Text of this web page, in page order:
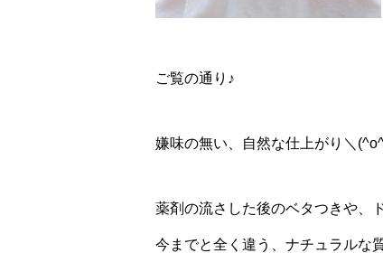
ご覧の通り♪
嫌味の無い、自然な仕上がり＼
薬剤の流さした後のベタつきや、
今までと全く違う、ナチュラルな